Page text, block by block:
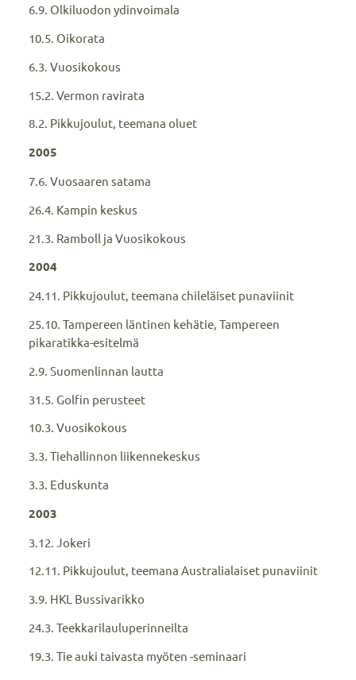
6.9. Olkiluodon ydinvoimala
10.5. Oikorata
6.3. Vuosikokous
15.2. Vermon ravirata
8.2. Pikkujoulut, teemana oluet
2005
7.6. Vuosaaren satama
26.4. Kampin keskus
21.3. Ramboll ja Vuosikokous
2004
24.11. Pikkujoulut, teemana chileläiset punaviinit
25.10. Tampereen läntinen kehätie, Tampereen
pikaratikka-esitelmä
2.9. Suomenlinnan lautta
31.5. Golfin perusteet
10.3. Vuosikokous
3.3. Tiehallinnon liikennekeskus
3.3. Eduskunta
2003
3.12. Jokeri
12.11. Pikkujoulut, teemana Australialaiset punaviinit
3.9. HKL Bussivarikko
24.3. Teekkarilauluperinneilta
19.3. Tie auki taivasta myöten -seminaari